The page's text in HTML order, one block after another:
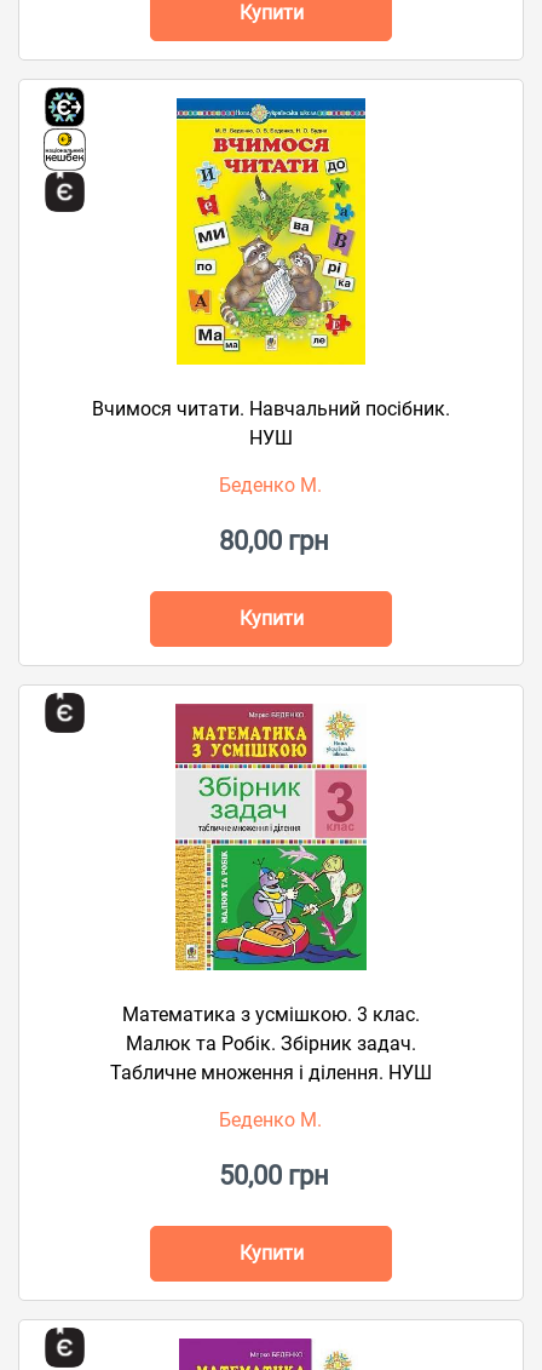
Купити
Вчимося читати. Навчальний посібник.
НУШ
Беденко М.
80,00 грн
Купити
Математика з усмішкою. 3 клас.
Малюк та Робік. Збірник задач.
Табличне множення і ділення. НУШ
Беденко М.
50,00 грн
Купити